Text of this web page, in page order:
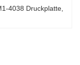
4038 Druckplatte